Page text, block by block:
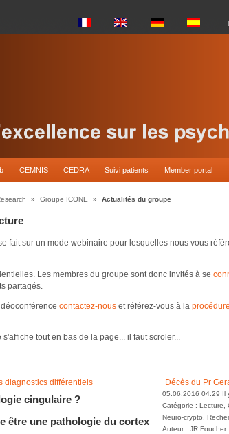
CEMNIS CEDRA Suivi patients Member portal
» Groupe ICONE » Actualités du groupe
fait sur un mode webinaire pour lesquelles nous vous
Les membres du groupe sont donc invités à se
partagés.
contactez-nous et référez-vous à la
tout en bas de la page... il faut scroler...
Décès du Pr
diagnostics différentiels
05.06.2016 04:29 Il
Catégorie : Lecture,
Neuro-crypto,
Auteur : JR Foucher
cingulaire ?
être une pathologie du cortex